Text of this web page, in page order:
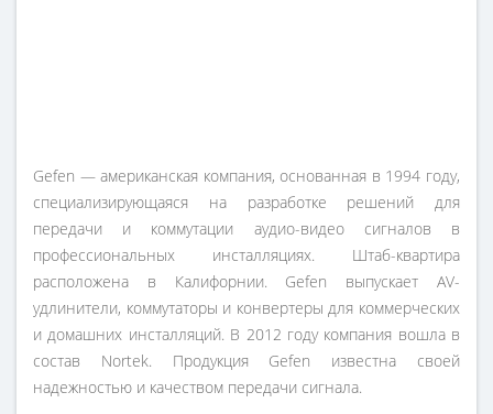
Gefen — американская компания, основанная в 1994 году,
специализирующаяся на разработке решений для
передачи и коммутации аудио-видео сигналов в
профессиональных инсталляциях. Штаб-квартира
расположена в Калифорнии. Gefen выпускает AV-
удлинители, коммутаторы и конвертеры для коммерческих
и домашних инсталляций. В 2012 году компания вошла в
состав Nortek. Продукция Gefen известна своей
надежностью и качеством передачи сигнала.